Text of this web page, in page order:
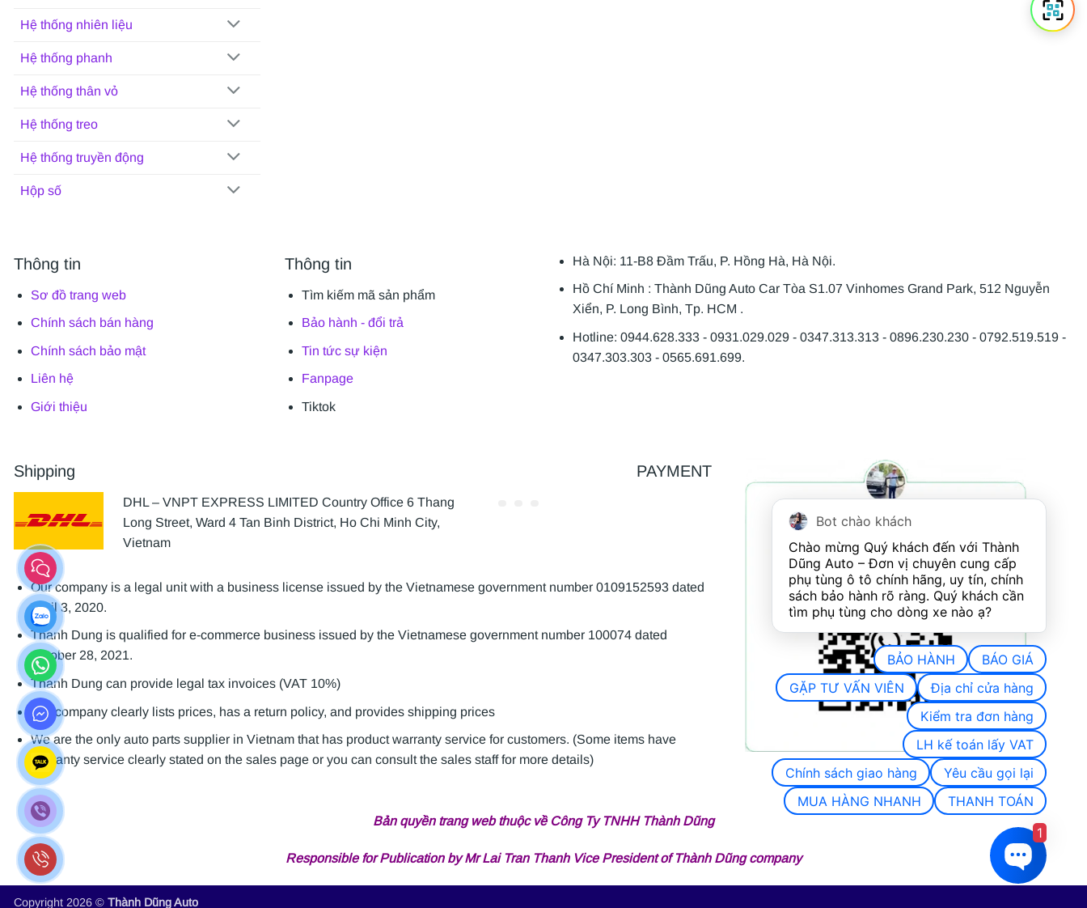
Hệ thống nhiên liệu
Hệ thống phanh
Hệ thống thân vỏ
Hệ thống treo
Hệ thống truyền động
Hộp số
Thông tin
Sơ đồ trang web
Chính sách bán hàng
Chính sách bảo mật
Liên hệ
Giới thiệu
Thông tin
Tìm kiếm mã sản phẩm
Bảo hành - đổi trả
Tin tức sự kiện
Fanpage
Tiktok
Hà Nội: 11-B8 Đầm Trấu, P. Hồng Hà, Hà Nội.
Hồ Chí Minh : Thành Dũng Auto Car Tòa S1.07 Vinhomes Grand Park, 512 Nguyễn
Xiển, P. Long Bình, Tp. HCM .
Hotline: 0944.628.333 - 0931.029.029 - 0347.313.313 - 0896.230.230 - 0792.519.519 -
0347.303.303 - 0565.691.699.
Shipping
DHL – VNPT EXPRESS LIMITED Country Office 6 Thang
Long Street, Ward 4 Tan Binh District, Ho Chi Minh City,
Vietnam
PAYMENT
Our company is a legal unit with a business license issued by the Vietnamese government number 0109152593 dated
April 3, 2020.
Thanh Dung is qualified for e-commerce business issued by the Vietnamese government number 100074 dated
October 28, 2021.
Thanh Dung can provide legal tax invoices (VAT 10%)
Our company clearly lists prices, has a return policy, and provides shipping prices
We are the only auto parts supplier in Vietnam that has product warranty service for customers. (Some items have
warranty service clearly stated on the sales page or you can consult the sales staff for more details)
Bản quyền trang web thuộc về Công Ty TNHH Thành Dũng
Responsible for Publication by Mr Lai Tran Thanh Vice President of Thành Dũng company
Copyright 2026 © Thành Dũng Auto
Bot chào khách
Chào mừng Quý khách đến với Thành
Dũng Auto – Đơn vị chuyên cung cấp
phụ tùng ô tô chính hãng, uy tín, chính
sách bảo hành rõ ràng. Quý khách cần
tìm phụ tùng cho dòng xe nào ạ?
BẢO HÀNH
BÁO GIÁ
GẶP TƯ VẤN VIÊN
Địa chỉ cửa hàng
Kiểm tra đơn hàng
LH kế toán lấy VAT
Chính sách giao hàng
Yêu cầu gọi lại
MUA HÀNG NHANH
THANH TOÁN
1